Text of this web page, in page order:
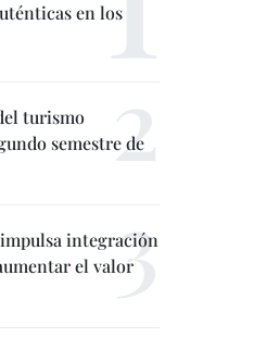
en los
turismo
semestre de
integración
el valor